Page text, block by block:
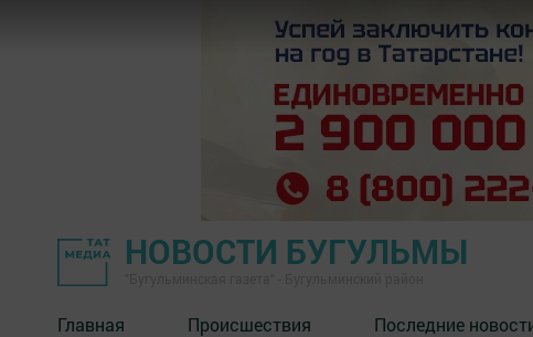
НОВОСТИ БУГУЛЬМЫ
Главная Происшествия Последние